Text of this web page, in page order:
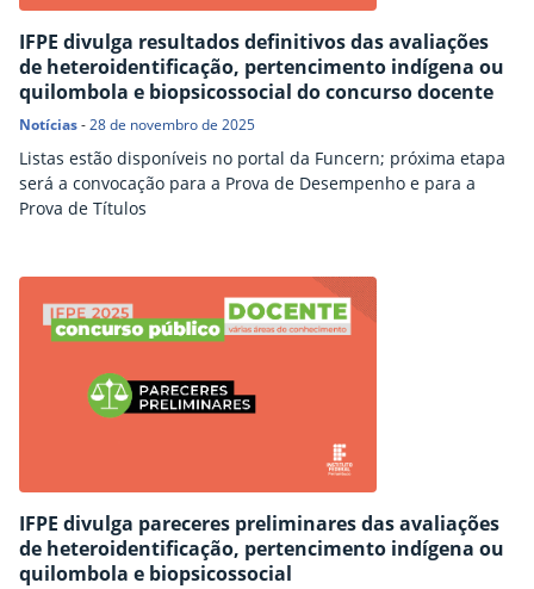
IFPE divulga resultados definitivos das avaliações
de heteroidentificação, pertencimento indígena ou
quilombola e biopsicossocial do concurso docente
Notícias-28 de novembro de 2025
Listas estão disponíveis no portal da Funcern; próxima etapa
será a convocação para a Prova de Desempenho e para a
Prova de Títulos
IFPE divulga pareceres preliminares das avaliações
de heteroidentificação, pertencimento indígena ou
quilombola e biopsicossocial